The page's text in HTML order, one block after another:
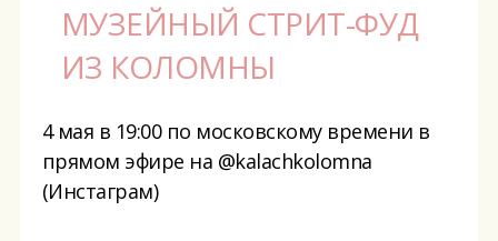
МУЗЕЙНЫЙ СТРИТ-ФУД
ИЗ КОЛОМНЫ
4 мая в 19:00 по московскому времени в
прямом эфире на @kalachkolomna
(Инстаграм)